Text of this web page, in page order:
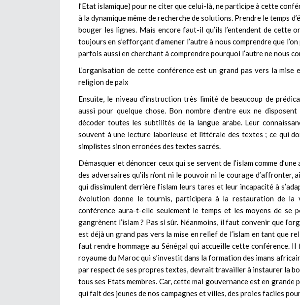
l’Etat islamique) pour ne citer que celui-là, ne participe à cette
à la dynamique même de recherche de solutions. Prendre le temps
bouger les lignes. Mais encore faut-il qu’ils l’entendent de cette
toujours en s’efforçant d’amener l’autre à nous comprendre que
parfois aussi en cherchant à comprendre pourquoi l’autre ne nous
L’organisation de cette conférence est un grand pas vers la mise
religion de paix
Ensuite, le niveau d’instruction très limité de beaucoup de
aussi pour quelque chose. Bon nombre d’entre eux ne
décoder toutes les subtilités de la langue arabe. Leur
souvent à une lecture laborieuse et littérale des textes ; ce qui
simplistes sinon erronées des textes sacrés.
Démasquer et dénoncer ceux qui se servent de l’islam comme
des adversaires qu’ils n’ont ni le pouvoir ni le courage d’affronter,
qui dissimulent derrière l’islam leurs tares et leur incapacité à
évolution donne le tournis, participera à la restauration de la
conférence aura-t-elle seulement le temps et les moyens de se
gangrènent l’islam ? Pas si sûr. Néanmoins, il faut convenir que
est déjà un grand pas vers la mise en relief de l’islam en tant que
faut rendre hommage au Sénégal qui accueille cette conférence. Il
royaume du Maroc qui s’investit dans la formation des imans
par respect de ses propres textes, devrait travailler à instaurer la
tous ses Etats membres. Car, cette mal gouvernance est en grande
qui fait des jeunes de nos campagnes et villes, des proies faciles